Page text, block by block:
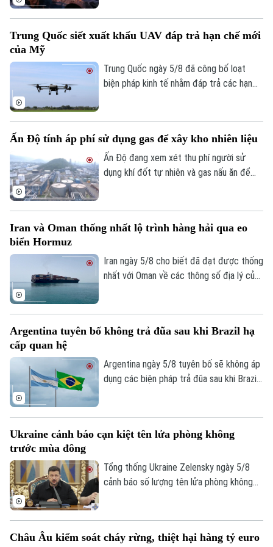
Kinh nghiệm
Thị trường
Đánh giá
Hướng nghiệp
Di tích
Dinh dưỡng
Tư vấn sức khỏe
Thể thao
Bóng đá
Quần vợt
Golf
Giải trí
Tin tức
Điện ảnh
Thời trang
Âm nhạc
Đã phát sóng
tài xế thiệt mạng. Đây là vụ tấn công thứ
Nga chỉ trong vòng một tuần qua.
Trung Quốc siết xuất khẩu UAV đáp trả hạn chế mới
của Mỹ
Trung Quốc ngày 5/8 đã công bố loạt
biện pháp kinh tế nhằm đáp trả các hạn
sách trả đũa.
Ấn Độ tính áp phí sử dụng gas để xây kho nhiên liệu
Ấn Độ đang xem xét thu phí người sử
dụng khí đốt tự nhiên và gas nấu ăn để
Iran và Oman thống nhất lộ trình hàng hải qua eo
biển Hormuz
Iran ngày 5/8 cho biết đã đạt được thống
nhất với Oman về các thông số địa lý của
Argentina tuyên bố không trả đũa sau khi Brazil hạ
cấp quan hệ
Argentina ngày 5/8 tuyên bố sẽ không áp
dụng các biện pháp trả đũa sau khi Brazil
và khẳng định không muốn làm gia tăng
Ukraine cảnh báo cạn kiệt tên lửa phòng không
trước mùa đông
Tổng thống Ukraine Zelensky ngày 5/8
cảnh báo số lượng tên lửa phòng không
vào thời điểm Nga đang gia tăng các
Châu Âu kiểm soát cháy rừng, thiệt hại hàng tỷ euro